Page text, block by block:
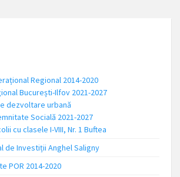
Regional 2014-2020
București-Ilfov 2021-2027
dezvoltare urbană
Socială 2021-2027
cu clasele I-VIII, Nr. 1 Buftea
de Investiții Anghel Saligny
POR 2014-2020